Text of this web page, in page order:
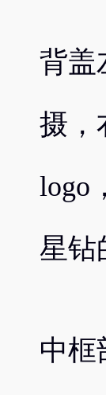
背盖
摄，
logo
星钻
中框